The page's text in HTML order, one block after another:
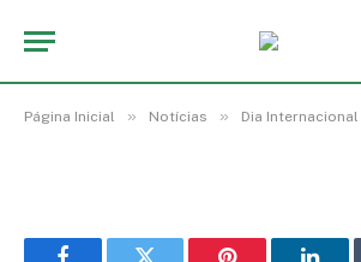
Página Inicial » Notícias » Dia Internacional
Capa10